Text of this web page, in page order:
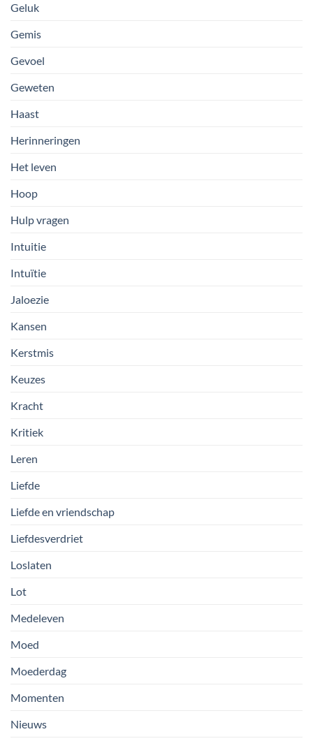
Geluk
Gemis
Gevoel
Geweten
Haast
Herinneringen
Het leven
Hoop
Hulp vragen
Intuitie
Intuïtie
Jaloezie
Kansen
Kerstmis
Keuzes
Kracht
Kritiek
Leren
Liefde
Liefde en vriendschap
Liefdesverdriet
Loslaten
Lot
Medeleven
Moed
Moederdag
Momenten
Nieuws